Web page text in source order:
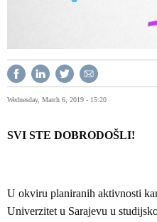
Wednesday, March 6, 2019 - 15:20
SVI STE DOBRODOŠLI!
U okviru planiranih aktivnosti
Univerzitet u Sarajevu u